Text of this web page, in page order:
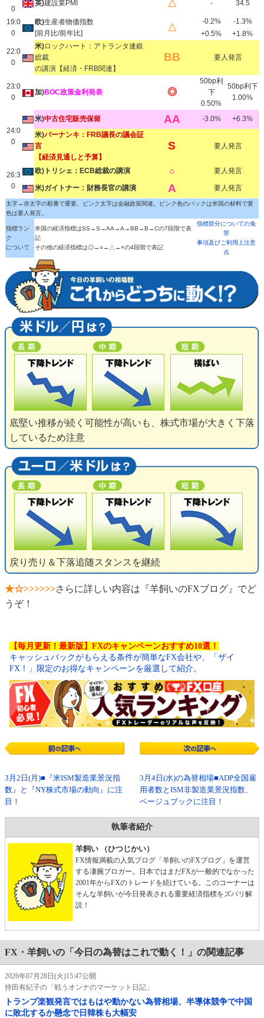
0
英)建設業PMI △ - 34.5
19:0
0
欧)生産者物価指数
[前月比/前年比]
△
-0.2%
-1.3%
+0.5%
+1.8%
22:0
0
米)ロックハート：アトランタ連銀
総裁
の講演【経済・FRB関連】
BB 要人発言
23:0
0
加)BOC政策金利発表 ◎
50bp利
下
0.50%
50bp利下
1.00%
24:0
0
米)中古住宅販売保留 AA -3.0%
+6.3%
米)バーナンキ：FRB議長の議会証
言
【経済見通しと予算】
S 要人発言
26:3
0
欧)トリシェ：ECB総裁の講演 ○ 要人発言
米)ガイトナー：財務長官の講演 A 要人発言
太字→赤太字の順番で重要。ピンク太字は金融政策関連。ピンク色のバックは米国の材料で黄
色は要人発言。
指標ラン
ク
について
米国の経済指標はSS→S→AA→A→BB→B→Cの7段階で表
記
その他の経済指標は◎→○→△→×の4段階で表記
指標部分についての免
罪
事項及びご利用上注意
点
底堅い推移が続く可能性が高いも、株式市場が大きく下落
しているため注意
戻り売り＆下落追随スタンスを継続
★☆>>>>>>さらに詳しい内容は『羊飼いのFXブログ』でど
うぞ！
【毎月更新！最新版】FXのキャンペーンおすすめ10選！
キャッシュバックがもらえる条件が簡単なFX会社や、「ザイ
FX！」限定のお得なキャンペーンを厳選して紹介。
3月2日(月)■『米ISM製造業景況指
数』と『NY株式市場の動向』に注
目！
3月4日(水)の為替相場■ADP全国雇
用者数とISM非製造業景況指数、
ベージュブックに注目！
執筆者紹介
羊飼い （ひつじかい）
FX情報満載の人気ブログ「羊飼いのFXブログ」を運営
する凄腕ブロガー。日本ではまだFXが一般的でなかった
2001年からFXのトレードを続けている。このコーナーは
そんな羊飼いが今日発表される重要経済指標をズバリ解
説！
FX・羊飼いの「今日の為替はこれで動く！」の関連記事
2026年07月28日(火)15:47公開
持田有紀子の「戦うオンナのマーケット日記」
トランプ楽観発言ではもはや動かない為替相場、半導体競争で中国
に敗北するか懸念で日韓株も大幅安